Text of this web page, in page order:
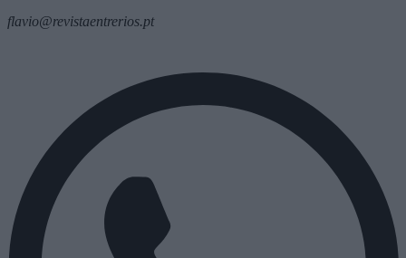
flavio@revistaentrerios.pt